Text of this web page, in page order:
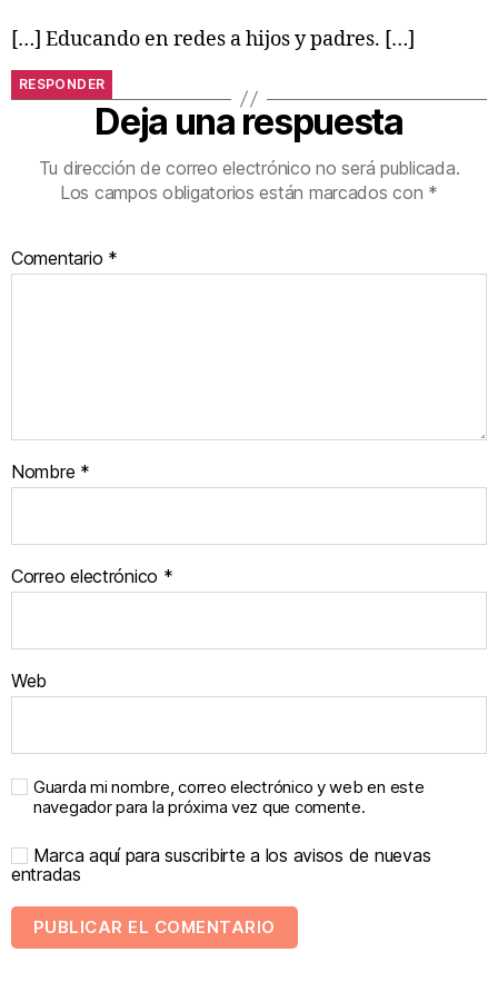
[…] Educando en redes a hijos y padres. […]
RESPONDER
Deja una respuesta
Tu dirección de correo electrónico no será publicada.
Los campos obligatorios están marcados con *
Comentario *
Nombre *
Correo electrónico *
Web
Guarda mi nombre, correo electrónico y web en este
navegador para la próxima vez que comente.
Marca aquí para suscribirte a los avisos de nuevas
entradas